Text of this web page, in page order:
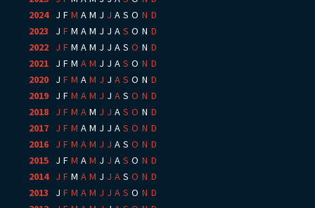
2024: J F M A M J J A S O N D
2023
J F M A M J J A S O N D
2022
J F M A M J J A S O N D
2021
J F M A M J J A S O N D
2020
J F M A M J J A S O N D
2019
J F M A M J J A S O N D
2018
J F M A M J J A S O N D
2017
J F M A M J J A S O N D
2016
J F M A M J J A S O N D
2015
J F M A M J J A S O N D
2014: J F M A M J J A S O N D
2013
J F M A M J J A S O N D